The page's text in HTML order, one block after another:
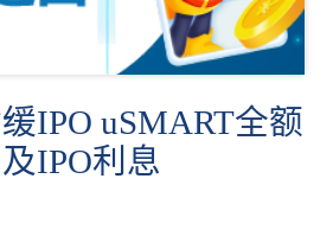
IPO uSMART全额
IPO利息